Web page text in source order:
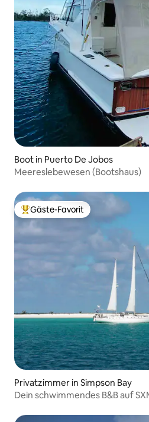
Boot in Puerto De Jobos
Meereslebewesen (Bootshaus)
Beliebter Gäste-Favorit.
Gäste-Favorit
Privatzimmer in Simpson Bay
Dein schwimmendes B&B